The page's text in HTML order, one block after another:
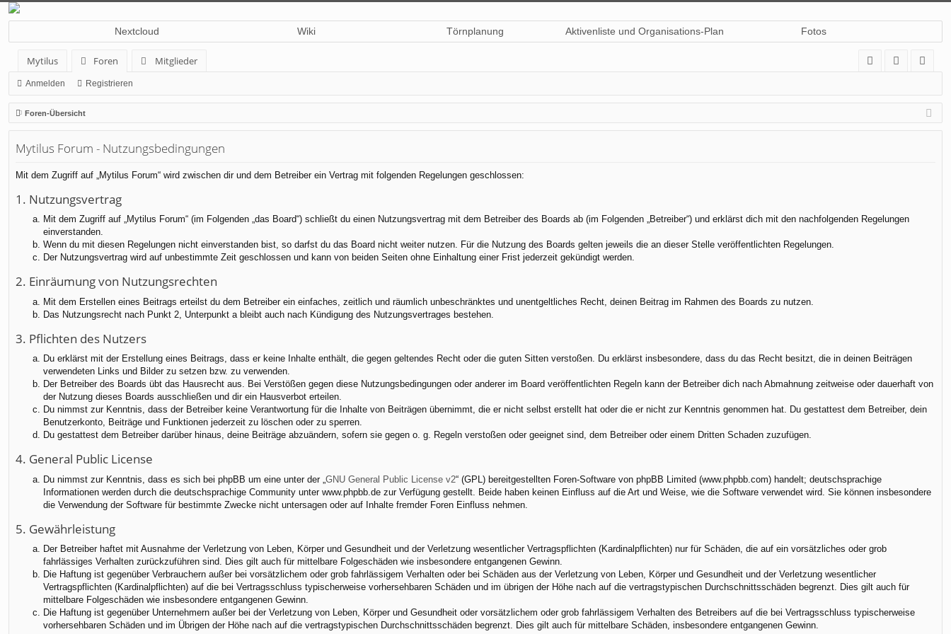
Nextcloud Wiki Törnplanung Aktivenliste und Organisations-Plan Fotos
Mytilus Foren
Mitglieder
Q
m
el
ist
rie
Anmelden Registrieren
Foren-Übersicht
Mytilus Forum - Nutzungsbedingungen
Mit dem Zugriff auf „Mytilus Forum“ wird zwischen dir und dem Betreiber ein Vertrag mit folgenden Regelungen geschlossen:
1. Nutzungsvertrag
Mit dem Zugriff auf „Mytilus Forum“ (im Folgenden „das Board“) schließt du einen Nutzungsvertrag mit dem Betreiber des Boards ab (im Folgenden „Betreiber“) und erklärst dich mit den nachfolgenden Regelungen
einverstanden.
Wenn du mit diesen Regelungen nicht einverstanden bist, so darfst du das Board nicht weiter nutzen. Für die Nutzung des Boards gelten jeweils die an dieser Stelle veröffentlichten Regelungen.
Der Nutzungsvertrag wird auf unbestimmte Zeit geschlossen und kann von beiden Seiten ohne Einhaltung einer Frist jederzeit gekündigt werden.
2. Einräumung von Nutzungsrechten
Mit dem Erstellen eines Beitrags erteilst du dem Betreiber ein einfaches, zeitlich und räumlich unbeschränktes und unentgeltliches Recht, deinen Beitrag im Rahmen des Boards zu nutzen.
Das Nutzungsrecht nach Punkt 2, Unterpunkt a bleibt auch nach Kündigung des Nutzungsvertrages bestehen.
3. Pflichten des Nutzers
Du erklärst mit der Erstellung eines Beitrags, dass er keine Inhalte enthält, die gegen geltendes Recht oder die guten Sitten verstoßen. Du erklärst insbesondere, dass du das Recht besitzt, die in deinen Beiträgen
verwendeten Links und Bilder zu setzen bzw. zu verwenden.
Der Betreiber des Boards übt das Hausrecht aus. Bei Verstößen gegen diese Nutzungsbedingungen oder anderer im Board veröffentlichten Regeln kann der Betreiber dich nach Abmahnung zeitweise oder dauerhaft von
der Nutzung dieses Boards ausschließen und dir ein Hausverbot erteilen.
Du nimmst zur Kenntnis, dass der Betreiber keine Verantwortung für die Inhalte von Beiträgen übernimmt, die er nicht selbst erstellt hat oder die er nicht zur Kenntnis genommen hat. Du gestattest dem Betreiber, dein
Benutzerkonto, Beiträge und Funktionen jederzeit zu löschen oder zu sperren.
Du gestattest dem Betreiber darüber hinaus, deine Beiträge abzuändern, sofern sie gegen o. g. Regeln verstoßen oder geeignet sind, dem Betreiber oder einem Dritten Schaden zuzufügen.
4. General Public License
Du nimmst zur Kenntnis, dass es sich bei phpBB um eine unter der „ GNU General Public License v2“ (GPL) bereitgestellten Foren-Software von phpBB Limited (www.phpbb.com) handelt; deutschsprachige
Informationen werden durch die deutschsprachige Community unter www.phpbb.de zur Verfügung gestellt. Beide haben keinen Einfluss auf die Art und Weise, wie die Software verwendet wird. Sie können insbesondere
die Verwendung der Software für bestimmte Zwecke nicht untersagen oder auf Inhalte fremder Foren Einfluss nehmen.
5. Gewährleistung
Der Betreiber haftet mit Ausnahme der Verletzung von Leben, Körper und Gesundheit und der Verletzung wesentlicher Vertragspflichten (Kardinalpflichten) nur für Schäden, die auf ein vorsätzliches oder grob
fahrlässiges Verhalten zurückzuführen sind. Dies gilt auch für mittelbare Folgeschäden wie insbesondere entgangenen Gewinn.
Die Haftung ist gegenüber Verbrauchern außer bei vorsätzlichem oder grob fahrlässigem Verhalten oder bei Schäden aus der Verletzung von Leben, Körper und Gesundheit und der Verletzung wesentlicher
Vertragspflichten (Kardinalpflichten) auf die bei Vertragsschluss typischerweise vorhersehbaren Schäden und im übrigen der Höhe nach auf die vertragstypischen Durchschnittsschäden begrenzt. Dies gilt auch für
mittelbare Folgeschäden wie insbesondere entgangenen Gewinn.
Die Haftung ist gegenüber Unternehmern außer bei der Verletzung von Leben, Körper und Gesundheit oder vorsätzlichem oder grob fahrlässigem Verhalten des Betreibers auf die bei Vertragsschluss typischerweise
vorhersehbaren Schäden und im Übrigen der Höhe nach auf die vertragstypischen Durchschnittsschäden begrenzt. Dies gilt auch für mittelbare Schäden, insbesondere entgangenen Gewinn.